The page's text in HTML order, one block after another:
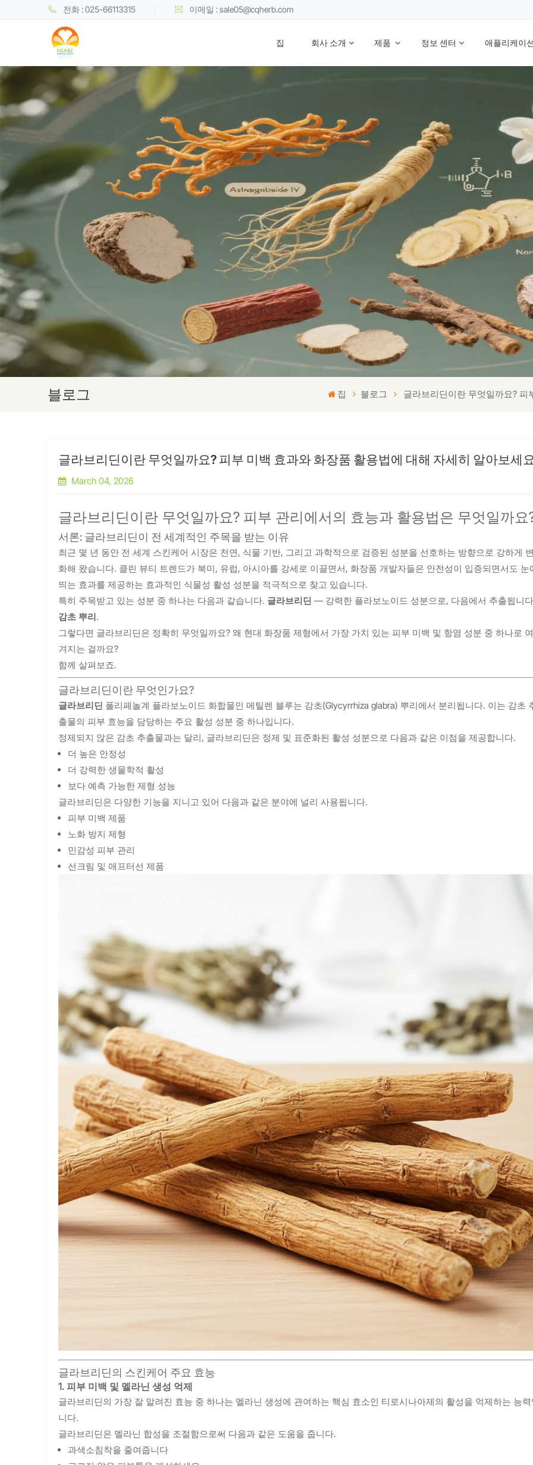
전화 : 025-66113315 이메일 : sale05@cqherb.com
집 회사 소개 제품 정보 센터 애플리케이
블로그 집 블로그 글라브리딘이란 무엇일까요?
글라브리딘이란 무엇일까요? 피부 미백 효과와 화장품 활용법에 대해 자세히 알아보세
March 04, 2026
글라브리딘이란 무엇일까요? 피부 관리에서의 효능과 활용법은 무엇일까요
서론: 글라브리딘이 전 세계적인 주목을 받는 이유
최근 몇 년 동안 전 세계 스킨케어 시장은 천연, 식물 기반, 그리고 과학적으로 검증된 성분을 선호하는 방향으로 강하게
화해 왔습니다. 클린 뷰티 트렌드가 북미, 유럽, 아시아를 강세로 이끌면서, 화장품 개발자들은 안전성이 입증되면서도 눈
띄는 효과를 제공하는 효과적인 식물성 활성 성분을 적극적으로 찾고 있습니다.
특히 주목받고 있는 성분 중 하나는 다음과 같습니다. 글라브리딘 — 강력한 플라보노이드 성분으로, 다음에서 추출됩니
감초 뿌리.
그렇다면 글라브리딘은 정확히 무엇일까요? 왜 현대 화장품 제형에서 가장 가치 있는 피부 미백 및 항염 성분 중 하나로
겨지는 걸까요?
함께 살펴보죠.
글라브리딘이란 무엇인가요?
글라브리딘 폴리페놀계 플라보노이드 화합물인 메틸렌 블루는 감초(Glycyrrhiza glabra) 뿌리에서 분리됩니다. 이는 감초
출물의 피부 효능을 담당하는 주요 활성 성분 중 하나입니다.
정제되지 않은 감초 추출물과는 달리, 글라브리딘은 정제 및 표준화된 활성 성분으로 다음과 같은 이점을 제공합니다.
더 높은 안정성
더 강력한 생물학적 활성
보다 예측 가능한 제형 성능
글라브리딘은 다양한 기능을 지니고 있어 다음과 같은 분야에 널리 사용됩니다.
피부 미백 제품
노화 방지 제형
민감성 피부 관리
선크림 및 애프터선 제품
글라브리딘의 스킨케어 주요 효능
1. 피부 미백 및 멜라닌 생성 억제
글라브리딘의 가장 잘 알려진 효능 중 하나는 멜라닌 생성에 관여하는 핵심 효소인 티로시나아제의 활성을 억제하는 능
니다.
글라브리딘은 멜라닌 합성을 조절함으로써 다음과 같은 도움을 줍니다.
과색소침착을 줄여줍니다